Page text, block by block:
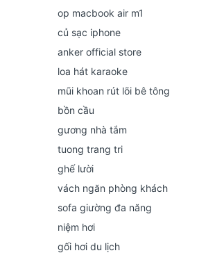
op macbook air m1
củ sạc iphone
anker official store
loa hát karaoke
mũi khoan rút lõi bê tông
bồn cầu
gương nhà tắm
tuong trang tri
ghế lười
vách ngăn phòng khách
sofa giường đa năng
niệm hơi
gối hơi du lịch